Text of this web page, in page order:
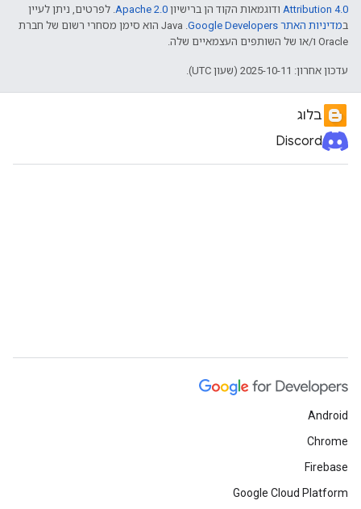
Attribution 4.0 ודוגמאות הקוד הן ברישיון Apache 2.0. לפרטים, ניתן לעיין
במדיניות האתר Google Developers‏
.‏ Java הוא סימן מסחרי רשום של חברת
Oracle ו/או של השותפים העצמאיים שלה.
עדכון אחרון: 2025-10-11 (שעון UTC).
בלוג
Discord
Android
Chrome
Firebase
Google Cloud Platform